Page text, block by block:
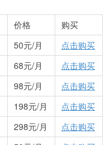
价格
购买
50元/月
点击购买
68元/月
点击购买
98元/月
点击购买
198元/月
点击购买
298元/月
点击购买